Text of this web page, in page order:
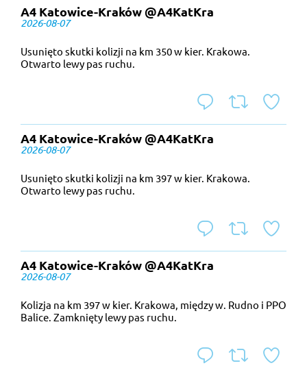
A4 Katowice-Kraków @A4KatKra
2026-08-07
Usunięto skutki kolizji na km 350 w kier. Krakowa.
Otwarto lewy pas ruchu.
odpowiedz
podaj
A4 Katowice-Kraków @A4KatKra
2026-08-07
Usunięto skutki kolizji na km 397 w kier. Krakowa.
Otwarto lewy pas ruchu.
odpowiedz
podaj
A4 Katowice-Kraków @A4KatKra
2026-08-07
Kolizja na km 397 w kier. Krakowa, między w. Rudno i PPO
Balice. Zamknięty lewy pas ruchu.
odpowiedz
podaj